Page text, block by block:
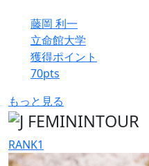
藤岡 利一
立命館大学
獲得ポイント
70pts
もっと見る
RANK1